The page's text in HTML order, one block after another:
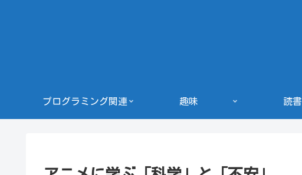
プログラミング関連 趣味 読書